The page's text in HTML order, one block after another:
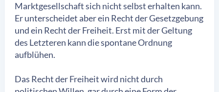
Marktgesellschaft sich nicht selbst erhalten kann.
Er unterscheidet aber ein Recht der Gesetzgebung
und ein Recht der Freiheit. Erst mit der Geltung
des Letzteren kann die spontane Ordnung
aufblühen.
Das Recht der Freiheit wird nicht durch